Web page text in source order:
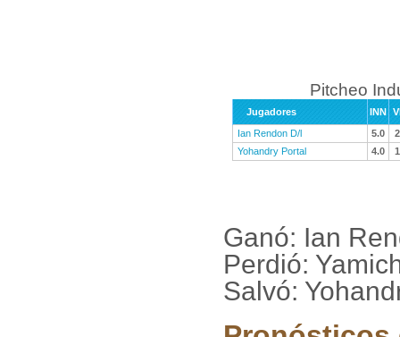
Pitcheo
Jugadores INN
Ian Rendon D/l
5.0
Yohandry Portal
4.0
Ganó: Ian
Perdió:
Salvó: